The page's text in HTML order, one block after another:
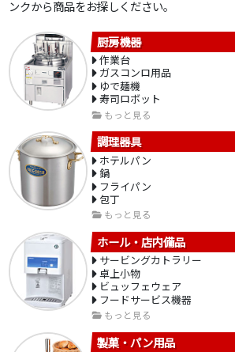
ンクから商品をお探しください。
厨房機器
作業台
ガスコンロ用品
ゆで麺機
寿司ロボット
もっと見る
調理器具
ホテルパン
鍋
フライパン
包丁
もっと見る
ホール・店内備品
サービングカトラリー
卓上小物
ビュッフェウェア
フードサービス機器
もっと見る
製菓・パン用品